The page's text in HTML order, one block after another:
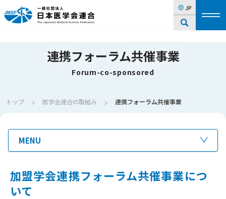
JP
連携フォーラム共催事業
Forum-co-sponsored
トップ 医学会連合の取組み 連携フォーラム共催事業
MENU
加盟学会連携フォーラム共催事業につ
いて